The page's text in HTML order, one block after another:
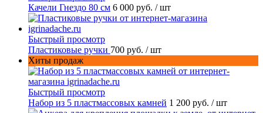
Качели Гнездо 80 см 6 000 руб. / шт
Быстрый просмотр
Пластиковые ручки 700 руб. / шт
Хиты продаж
Быстрый просмотр
Набор из 5 пластмассовых камней 1 200 руб. / шт